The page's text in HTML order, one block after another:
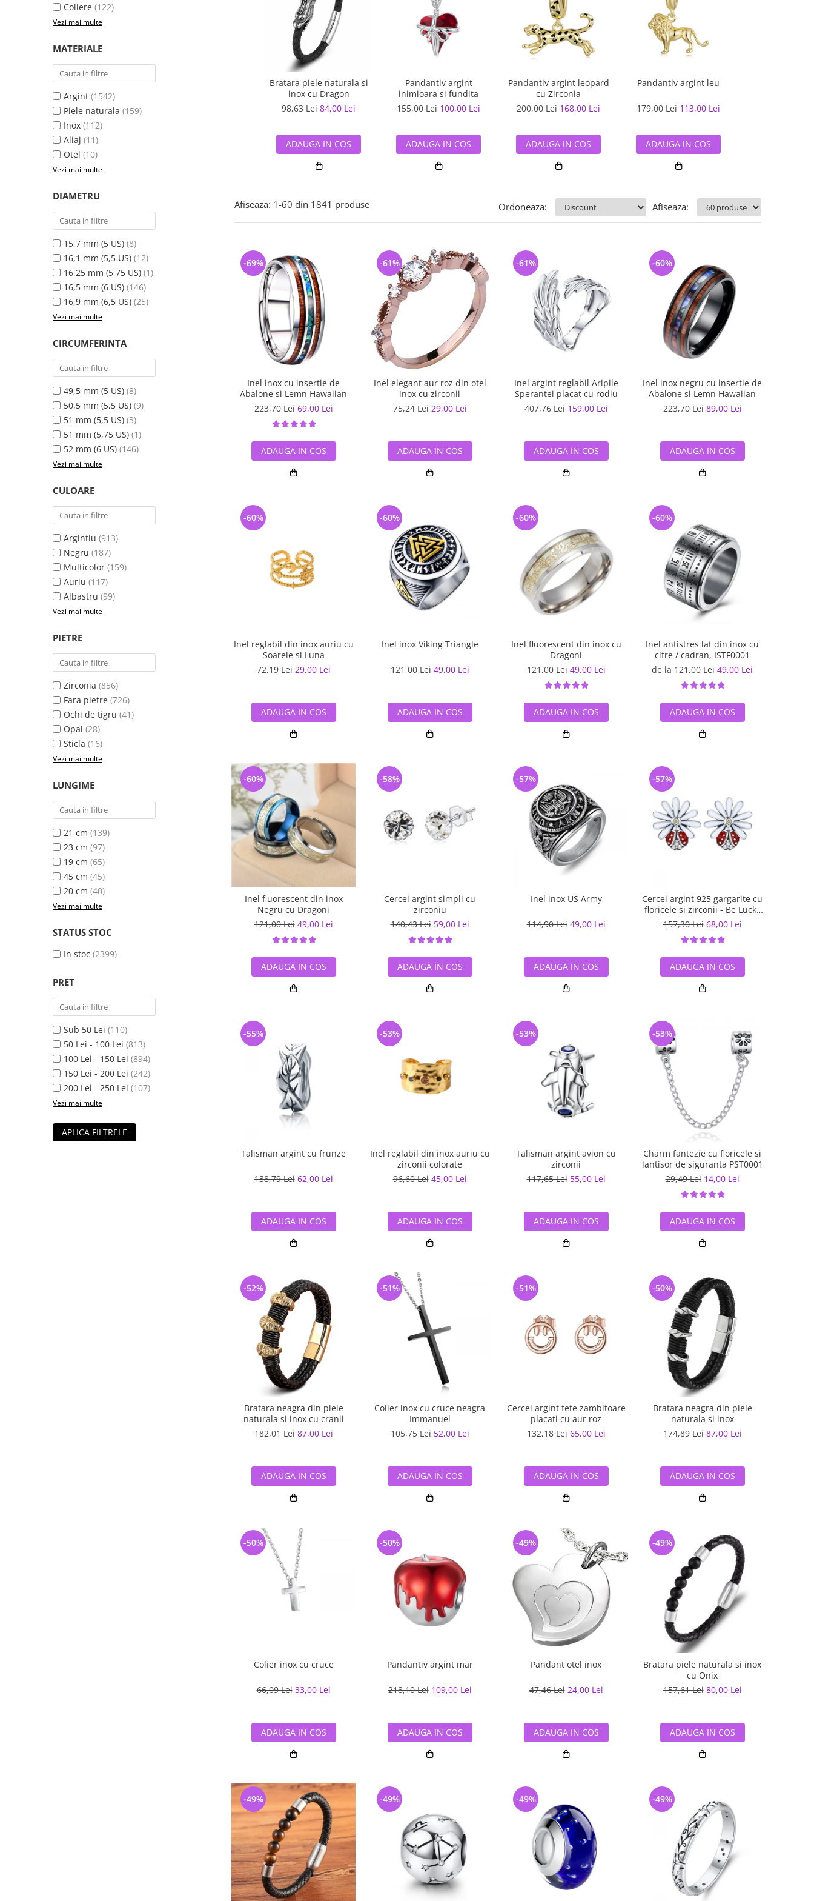
semipretioase
Bijuterii argint cu diverse
Bijuterii argint cu murano
Bijuterii de Lux
Bijuterii Handmade
Bijuterii fantezie
Casete si cutii de bijuterii
Bijuterii tungsten
Accesorii Piele
Solutii si lavete de curatare
Coliere (122)
Vezi mai multe
MATERIALE
Argint (1542)
Piele naturala (159)
Inox (112)
Aliaj (11)
Otel (10)
Vezi mai multe
DIAMETRU
15,7 mm (5 US) (8)
16,1 mm (5,5 US) (12)
16,25 mm (5,75 US) (1)
16,5 mm (6 US) (146)
16,9 mm (6,5 US) (25)
Vezi mai multe
CIRCUMFERINTA
49,5 mm (5 US) (8)
50,5 mm (5,5 US) (9)
51 mm (5,5 US) (3)
51 mm (5,75 US) (1)
52 mm (6 US) (146)
Vezi mai multe
CULOARE
Argintiu (913)
Negru (187)
Multicolor (159)
Auriu (117)
Albastru (99)
Vezi mai multe
PIETRE
Zirconia (856)
Fara pietre (726)
Ochi de tigru (41)
Opal (28)
Sticla (16)
Vezi mai multe
LUNGIME
21 cm (139)
23 cm (97)
19 cm (65)
45 cm (45)
20 cm (40)
Vezi mai multe
STATUS STOC
In stoc (2399)
PRET
Sub 50 Lei (110)
50 Lei - 100 Lei (813)
100 Lei - 150 Lei (894)
150 Lei - 200 Lei (242)
200 Lei - 250 Lei (107)
Vezi mai multe
APLICA FILTRELE
Bratara piele naturala si
inox cu Dragon
98,63 Lei 84,00 Lei
ADAUGA IN COS
Pandantiv argint
inimioara si fundita
155,00 Lei 100,00 Lei
ADAUGA IN COS
Pandantiv argint leopard
cu Zirconia
200,00 Lei 168,00 Lei
ADAUGA IN COS
Pandantiv argint leu
179,00 Lei 113,00 Lei
ADAUGA IN COS
Afiseaza: 1-60 din 1841 produse Afiseaza:
Ordoneaza:
Inel inox cu insertie de
Abalone si Lemn Hawaiian
223,70 Lei 69,00 Lei
-69%
ADAUGA IN COS
Inel elegant aur roz din otel
inox cu zirconii
75,24 Lei 29,00 Lei
-61%
ADAUGA IN COS
Inel argint reglabil Aripile
Sperantei placat cu rodiu
407,76 Lei 159,00 Lei
-61%
ADAUGA IN COS
Inel inox negru cu insertie de
Abalone si Lemn Hawaiian
223,70 Lei 89,00 Lei
-60%
ADAUGA IN COS
Inel reglabil din inox auriu cu
Soarele si Luna
72,19 Lei 29,00 Lei
-60%
ADAUGA IN COS
Inel inox Viking Triangle
121,00 Lei 49,00 Lei
-60%
ADAUGA IN COS
Inel fluorescent din inox cu
Dragoni
121,00 Lei 49,00 Lei
-60%
ADAUGA IN COS
Inel antistres lat din inox cu
cifre / cadran, ISTF0001
de la 121,00 Lei 49,00 Lei
-60%
ADAUGA IN COS
Inel fluorescent din inox
Negru cu Dragoni
121,00 Lei 49,00 Lei
-60%
ADAUGA IN COS
Cercei argint simpli cu
zirconiu
140,43 Lei 59,00 Lei
-58%
ADAUGA IN COS
Inel inox US Army
114,90 Lei 49,00 Lei
-57%
ADAUGA IN COS
Cercei argint 925 gargarite cu
floricele si zirconii - Be Lucky
EST0022
157,30 Lei 68,00 Lei
-57%
ADAUGA IN COS
Talisman argint cu frunze
138,79 Lei 62,00 Lei
-55%
ADAUGA IN COS
Inel reglabil din inox auriu cu
zirconii colorate
96,60 Lei 45,00 Lei
-53%
ADAUGA IN COS
Talisman argint avion cu
zirconii
117,65 Lei 55,00 Lei
-53%
ADAUGA IN COS
Charm fantezie cu floricele si
lantisor de siguranta PST0001
29,49 Lei 14,00 Lei
-53%
ADAUGA IN COS
Bratara neagra din piele
naturala si inox cu cranii
182,01 Lei 87,00 Lei
-52%
ADAUGA IN COS
Colier inox cu cruce neagra
Immanuel
105,75 Lei 52,00 Lei
-51%
ADAUGA IN COS
Cercei argint fete zambitoare
placati cu aur roz
132,18 Lei 65,00 Lei
-51%
ADAUGA IN COS
Bratara neagra din piele
naturala si inox
174,89 Lei 87,00 Lei
-50%
ADAUGA IN COS
Colier inox cu cruce
66,09 Lei 33,00 Lei
-50%
ADAUGA IN COS
Pandantiv argint mar
218,10 Lei 109,00 Lei
-50%
ADAUGA IN COS
Pandant otel inox
47,46 Lei 24,00 Lei
-49%
ADAUGA IN COS
Bratara piele naturala si inox
cu Onix
157,61 Lei 80,00 Lei
-49%
ADAUGA IN COS
-49% -49% -49% -49%